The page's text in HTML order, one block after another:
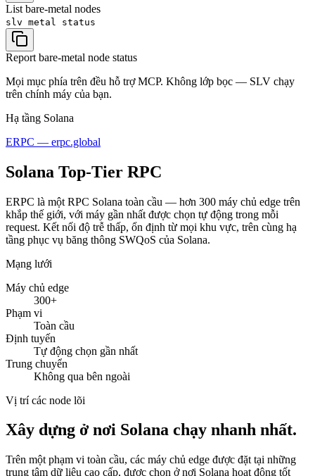
List bare-metal nodes
slv metal status
Report bare-metal node status
Mọi mục phía trên đều hỗ trợ MCP. Không lớp bọc — SLV chạy
trên chính máy của bạn.
Hạ tầng Solana
ERPC — erpc.global
Solana Top-Tier RPC
ERPC là một RPC Solana toàn cầu — hơn 300 máy chủ edge trên
khắp thế giới, với máy gần nhất được chọn tự động trong mỗi
request. Kết nối độ trễ thấp, ổn định từ mọi khu vực, trên cùng hạ
tầng phục vụ băng thông SWQoS của Solana.
Mạng lưới
Máy chủ edge
300+
Phạm vi
Toàn cầu
Định tuyến
Tự động chọn gần nhất
Trung chuyển
Không qua bên ngoài
Vị trí các node lõi
Xây dựng ở nơi Solana chạy nhanh nhất.
Trên một phạm vi toàn cầu, các máy chủ edge được đặt tại những
trung tâm dữ liệu cao cấp, được chọn ở nơi Solana hoạt động tốt